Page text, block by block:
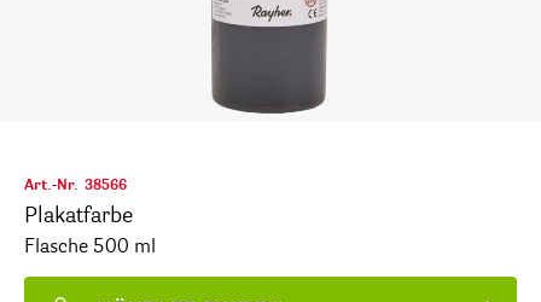
Art.-Nr. 38566
Plakatfarbe
Flasche 500 ml